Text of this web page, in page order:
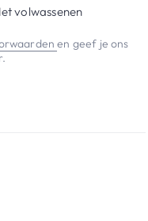
volwassenen
en geef je ons